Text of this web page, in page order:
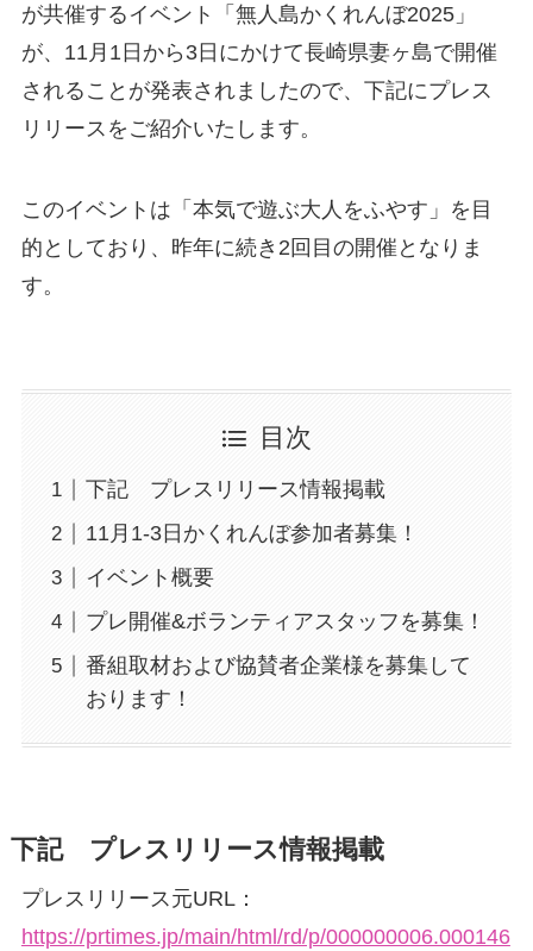
が共催するイベント「無人島かくれんぼ2025」
が、11月1日から3日にかけて長崎県妻ヶ島で開催
されることが発表されましたので、下記にプレス
リリースをご紹介いたします。
このイベントは「本気で遊ぶ大人をふやす」を目
的としており、昨年に続き2回目の開催となりま
す。
目次
下記 プレスリリース情報掲載
11月1-3日かくれんぼ参加者募集！
イベント概要
プレ開催&ボランティアスタッフを募集！
番組取材および協賛者企業様を募集して
おります！
下記 プレスリリース情報掲載
プレスリリース元URL：
https://prtimes.jp/main/html/rd/p/000000006.000146